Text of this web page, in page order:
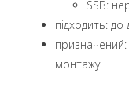
SSB:
підходить: до
призначений:
монтажу